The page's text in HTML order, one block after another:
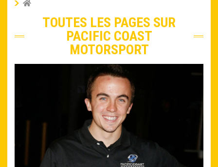
TOUTES LES PAGES SUR
PACIFIC COAST
MOTORSPORT